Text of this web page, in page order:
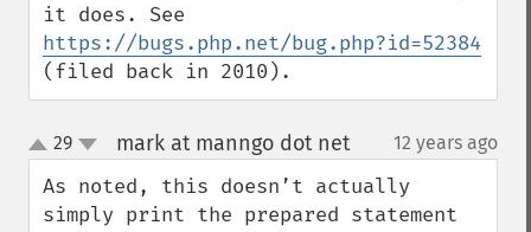
https://bugs.php.net/bug.php?id=52384
(filed back in 2010).
up
down
29 mark at manngo dot net¶ 12 years ago
As noted, this doesn’t actually
simply print the prepared statement